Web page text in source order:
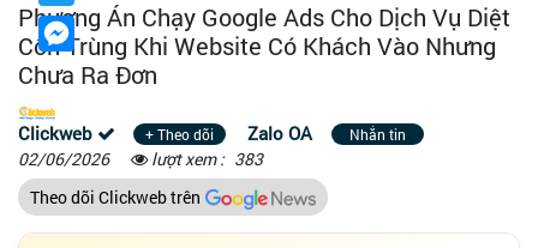
Phương Án Chạy Google Ads Cho Dịch Vụ Diệt
Côn Trùng Khi Website Có Khách Vào Nhưng
Chưa Ra Đơn
Clickweb + Theo dõi Zalo OA Nhắn tin
02/06/2026 lượt xem : 383
Theo dõi Clickweb trên
Messenger